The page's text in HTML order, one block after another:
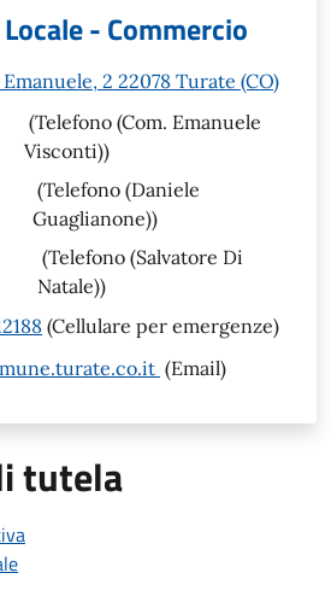
- Commercio
2 22078 Turate (CO)
(Telefono (Com. Emanuele
Visconti))
(Telefono (Daniele
Guaglianone))
(Telefono (Salvatore Di
Natale))
(Cellulare per emergenze)
(Email)
tutela